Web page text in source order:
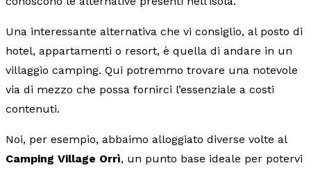
Una interessante alternativa che vi consiglio, al posto di
hotel, appartamenti o resort, è quella di andare in un
villaggio camping. Qui potremmo trovare una notevole
via di mezzo che possa fornirci l’essenziale a costi
contenuti.
Noi, per esempio, abbaimo alloggiato diverse volte al
Camping Village Orrì, un punto base ideale per potervi